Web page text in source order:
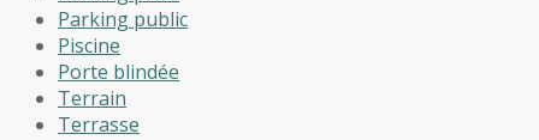
Parking public
Piscine
Porte blindée
Terrain
Terrasse